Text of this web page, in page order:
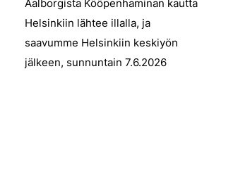
Aalborgista Kööpenhaminan kautta
Helsinkiin lähtee illalla, ja
saavumme Helsinkiin keskiyön
jälkeen, sunnuntain 7.6.2026